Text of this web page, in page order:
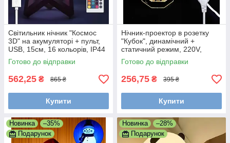
Світильник нічник "Космос
3D" на акумуляторі + пульт,
USB, 15см, 16 кольорів, IP44
Готово до відправки
562,25 ₴ 865 ₴
Купити
Нічник-проектор в розетку
"Кубок", динамічний +
статичний режим, 220V,
мультиколор
Готово до відправки
256,75 ₴ 395 ₴
Купити
Новинка
–35%
Подарунок
Новинка
–28%
Подарунок